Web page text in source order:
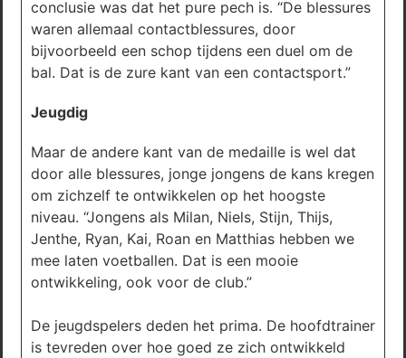
conclusie was dat het pure pech is. “De blessures
waren allemaal contactblessures, door
bijvoorbeeld een schop tijdens een duel om de
bal. Dat is de zure kant van een contactsport.”
Jeugdig
Maar de andere kant van de medaille is wel dat
door alle blessures, jonge jongens de kans kregen
om zichzelf te ontwikkelen op het hoogste
niveau. “Jongens als Milan, Niels, Stijn, Thijs,
Jenthe, Ryan, Kai, Roan en Matthias hebben we
mee laten voetballen. Dat is een mooie
ontwikkeling, ook voor de club.”
De jeugdspelers deden het prima. De hoofdtrainer
is tevreden over hoe goed ze zich ontwikkeld